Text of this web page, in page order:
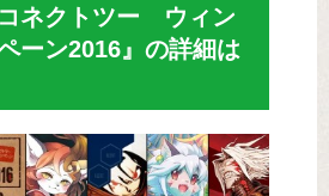
コネクトツー ウィン
ーン2016』の詳細は